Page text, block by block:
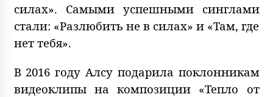
силах». Самыми успешными синглами
стали: «Разлюбить не в силах» и «Там, где
нет тебя».
В 2016 году Алсу подарила поклонникам
видеоклипы на композиции «Тепло от